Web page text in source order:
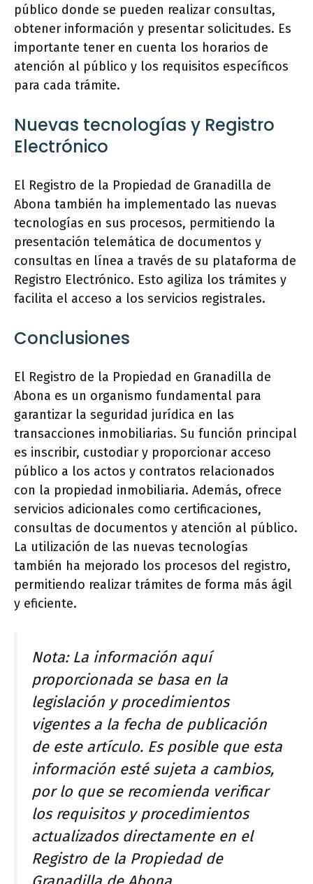
público donde se pueden realizar consultas,
obtener información y presentar solicitudes. Es
importante tener en cuenta los horarios de
atención al público y los requisitos específicos
para cada trámite.
Nuevas tecnologías y Registro
Electrónico
El Registro de la Propiedad de Granadilla de
Abona también ha implementado las nuevas
tecnologías en sus procesos, permitiendo la
presentación telemática de documentos y
consultas en línea a través de su plataforma de
Registro Electrónico. Esto agiliza los trámites y
facilita el acceso a los servicios registrales.
Conclusiones
El Registro de la Propiedad en Granadilla de
Abona es un organismo fundamental para
garantizar la seguridad jurídica en las
transacciones inmobiliarias. Su función principal
es inscribir, custodiar y proporcionar acceso
público a los actos y contratos relacionados
con la propiedad inmobiliaria. Además, ofrece
servicios adicionales como certificaciones,
consultas de documentos y atención al público.
La utilización de las nuevas tecnologías
también ha mejorado los procesos del registro,
permitiendo realizar trámites de forma más ágil
y eficiente.
Nota: La información aquí
proporcionada se basa en la
legislación y procedimientos
vigentes a la fecha de publicación
de este artículo. Es posible que esta
información esté sujeta a cambios,
por lo que se recomienda verificar
los requisitos y procedimientos
actualizados directamente en el
Registro de la Propiedad de